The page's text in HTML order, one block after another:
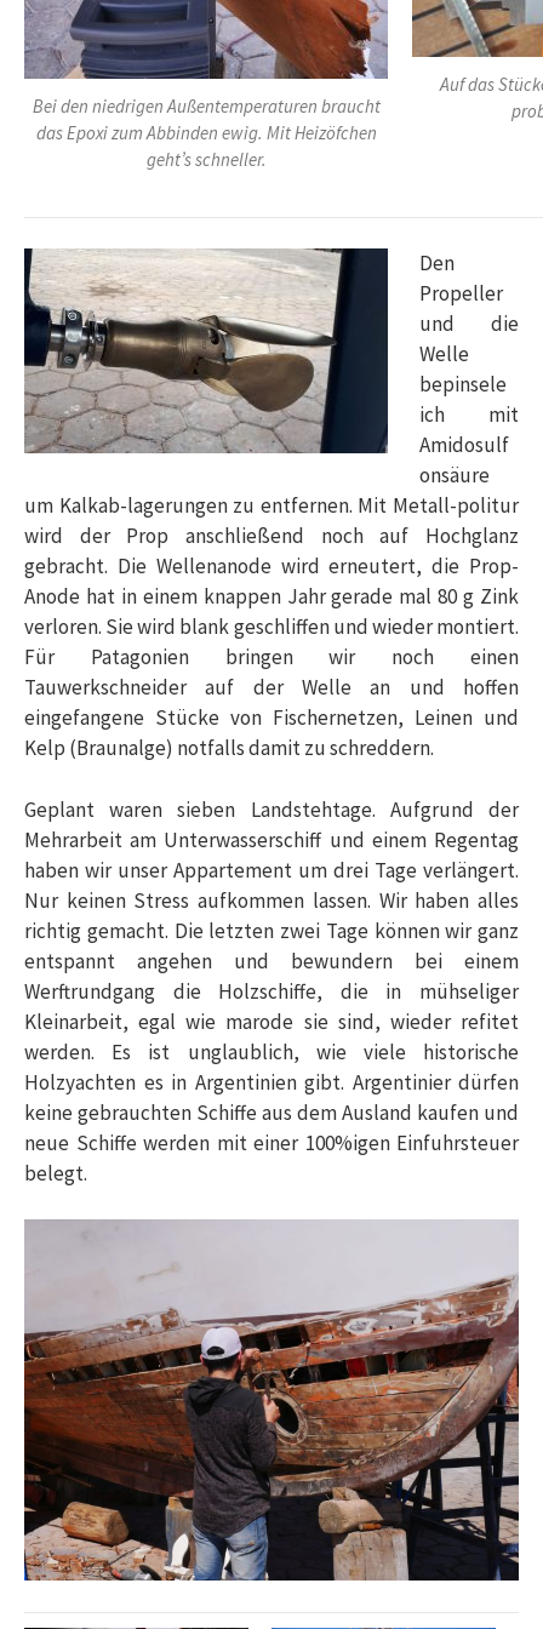
Bei den niedrigen Außentemperaturen braucht
das Epoxi zum Abbinden ewig. Mit Heizöfchen
geht’s schneller.
Auf das
Den
Propeller
und die
Welle
bepinsele
ich mit
Amidosulf
onsäure
um Kalkab-lagerungen zu entfernen. Mit Metall-politur
wird der Prop anschließend noch auf Hochglanz
gebracht. Die Wellenanode wird erneutert, die Prop-
Anode hat in einem knappen Jahr gerade mal 80 g Zink
verloren. Sie wird blank geschliffen und wieder montiert.
Für Patagonien bringen wir noch einen
Tauwerkschneider auf der Welle an und hoffen
eingefangene Stücke von Fischernetzen, Leinen und
Kelp (Braunalge) notfalls damit zu schreddern.
Geplant waren sieben Landstehtage. Aufgrund der
Mehrarbeit am Unterwasserschiff und einem Regentag
haben wir unser Appartement um drei Tage verlängert.
Nur keinen Stress aufkommen lassen. Wir haben alles
richtig gemacht. Die letzten zwei Tage können wir ganz
entspannt angehen und bewundern bei einem
Werftrundgang die Holzschiffe, die in mühseliger
Kleinarbeit, egal wie marode sie sind, wieder refitet
werden. Es ist unglaublich, wie viele historische
Holzyachten es in Argentinien gibt. Argentinier dürfen
keine gebrauchten Schiffe aus dem Ausland kaufen und
neue Schiffe werden mit einer 100%igen Einfuhrsteuer
belegt.